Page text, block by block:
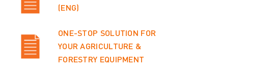
(ENG)
ONE-STOP SOLUTION FOR
YOUR AGRICULTURE &
FORESTRY EQUIPMENT